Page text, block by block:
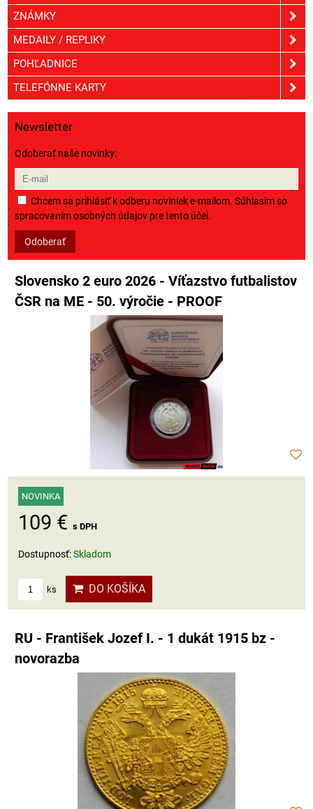
ZNÁMKY
MEDAILY / REPLIKY
POHĽADNICE
TELEFÓNNE KARTY
Newsletter
Odoberať naše novinky:
Chcem sa prihlásiť k odberu noviniek e-mailom. Súhlasím so
spracovaním osobných údajov pre tento účel.
Odoberať
Slovensko 2 euro 2026 - Víťazstvo futbalistov
ČSR na ME - 50. výročie - PROOF
NOVINKA
109 € s DPH
Dostupnosť:Skladom
ks DO KOŠÍKA
RU - František Jozef I. - 1 dukát 1915 bz -
novorazba